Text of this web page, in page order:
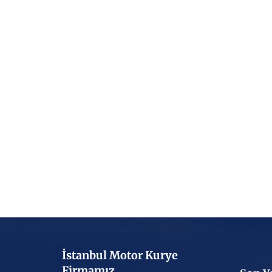
İstanbul Motor Kurye